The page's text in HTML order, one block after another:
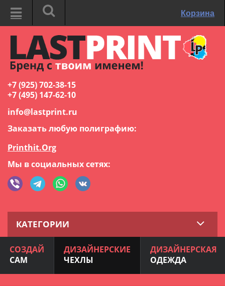
Корзина
+7 (925) 702-38-15
+7 (495) 147-62-10
info@lastprint.ru
Заказать любую полиграфию:
Printhit.Org
Мы в социальных сетях:
КАТЕГОРИИ
СОЗДАЙ
САМ
ДИЗАЙНЕРСКИЕ
ЧЕХЛЫ
ДИЗАЙНЕРСКАЯ
ОДЕЖДА